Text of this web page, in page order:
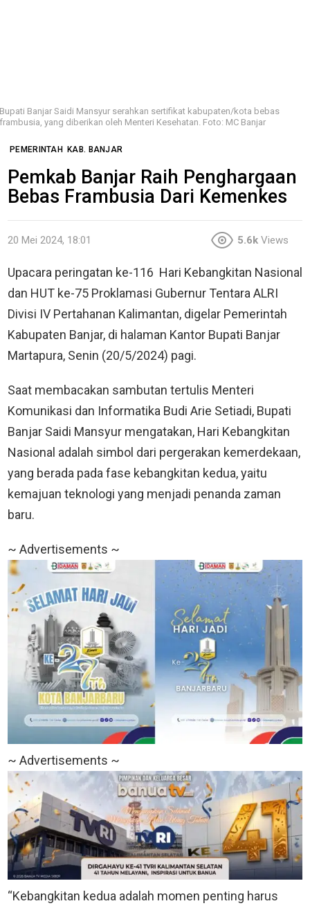
Bupati Banjar Saidi Mansyur serahkan sertifikat kabupaten/kota bebas
frambusia, yang diberikan oleh Menteri Kesehatan. Foto: MC Banjar
PEMERINTAH KAB. BANJAR
Pemkab Banjar Raih Penghargaan
Bebas Frambusia Dari Kemenkes
20 Mei 2024, 18:01 5.6k Views
Upacara peringatan ke-116 Hari Kebangkitan Nasional
dan HUT ke-75 Proklamasi Gubernur Tentara ALRI
Divisi IV Pertahanan Kalimantan, digelar Pemerintah
Kabupaten Banjar, di halaman Kantor Bupati Banjar
Martapura, Senin (20/5/2024) pagi.
Saat membacakan sambutan tertulis Menteri
Komunikasi dan Informatika Budi Arie Setiadi, Bupati
Banjar Saidi Mansyur mengatakan, Hari Kebangkitan
Nasional adalah simbol dari pergerakan kemerdekaan,
yang berada pada fase kebangkitan kedua, yaitu
kemajuan teknologi yang menjadi penanda zaman
baru.
~ Advertisements ~
~ Advertisements ~
“Kebangkitan kedua adalah momen penting harus